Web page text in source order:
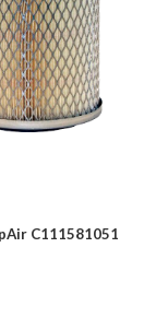
C111581051